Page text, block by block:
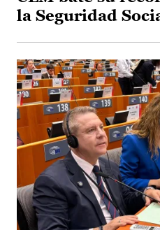
la Seguridad